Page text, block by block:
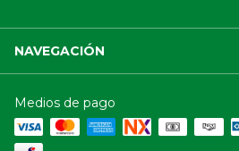
NAVEGACIÓN
Medios de pago